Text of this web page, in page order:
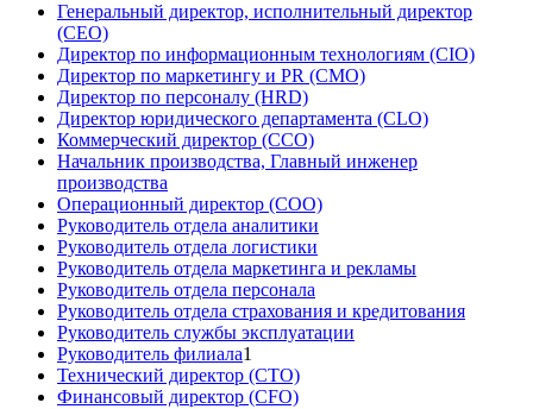
Генеральный директор, исполнительный директор
(CEO)
Директор по информационным технологиям (CIO)
Директор по маркетингу и PR (CMO)
Директор по персоналу (HRD)
Директор юридического департамента (CLO)
Коммерческий директор (CCO)
Начальник производства, Главный инженер
производства
Операционный директор (COO)
Руководитель отдела аналитики
Руководитель отдела логистики
Руководитель отдела маркетинга и рекламы
Руководитель отдела персонала
Руководитель отдела страхования и кредитования
Руководитель службы эксплуатации
Руководитель филиала1
Технический директор (CTO)
Финансовый директор (CFO)